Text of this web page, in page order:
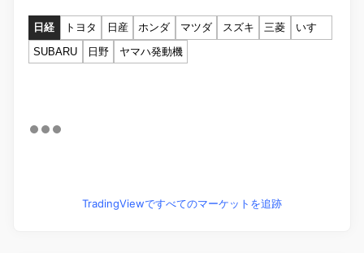
日経 トヨタ 日産 ホンダ マツダ スズキ 三菱
いすゞ
SUBARU
日野 ヤマハ発動機
TradingViewですべてのマーケットを追跡